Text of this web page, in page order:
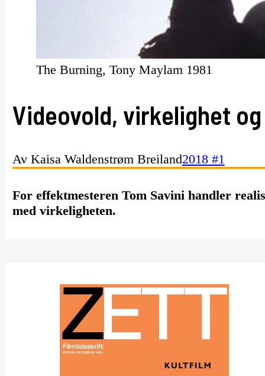
The Burning, Tony Maylam 1981
Videovold, virkelighet
Av Kaisa Waldenstrøm Breiland2018 #1
For effektmesteren Tom Savini handler
med virkeligheten.